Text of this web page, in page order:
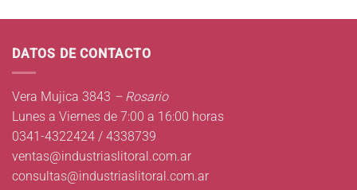
DATOS DE CONTACTO
Vera Mujica 3843 – Rosario
Lunes a Viernes de 7:00 a 16:00 horas
0341-4322424 / 4338739
ventas@industriaslitoral.com.ar
consultas@industriaslitoral.com.ar